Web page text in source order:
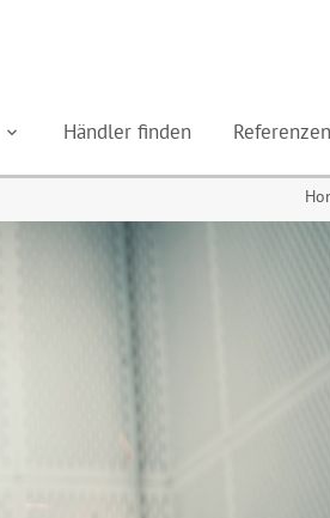
Händler finden Referenzen